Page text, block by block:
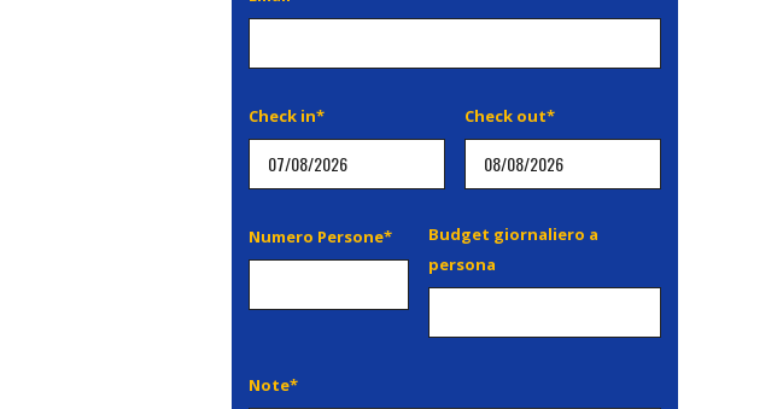
Check in* Check out*
Numero Persone*
Budget giornaliero a
persona
Note*